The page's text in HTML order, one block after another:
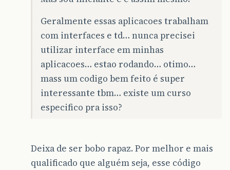
Geralmente essas aplicacoes trabalham
com interfaces e td… nunca precisei
utilizar interface em minhas
aplicacoes… estao rodando… otimo…
mass um codigo bem feito é super
interessante tbm… existe um curso
especifico pra isso?
Deixa de ser bobo rapaz. Por melhor e mais
qualificado que alguém seja, esse código